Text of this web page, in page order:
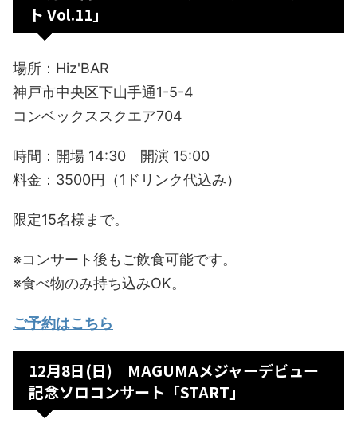
ト Vol.11」
場所：Hiz'BAR
神戸市中央区下山手通1-5-4
コンベックススクエア704
時間：開場 14:30 開演 15:00
料金：3500円（1ドリンク代込み）
限定15名様まで。
※コンサート後もご飲食可能です。
※食べ物のみ持ち込みOK。
ご予約はこちら
12月8日(日) MAGUMAメジャーデビュー
記念ソロコンサート「START」